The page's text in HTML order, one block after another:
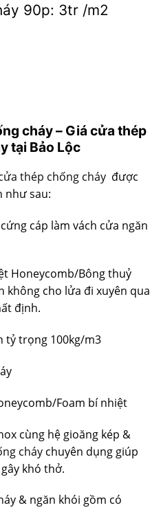
90p: 3tr /m2
cháy – Giá cửa thép
tại Bảo Lộc
thép chống cháy được
như sau:
cáp làm vách cửa ngăn
Honeycomb/Bông thuỷ
không cho lửa đi xuyên qua
định.
tỷ trọng 100kg/m3
Foam bí nhiệt
cùng hệ gioăng kép &
cháy chuyên dụng giúp
khó thở.
& ngăn khói gồm có